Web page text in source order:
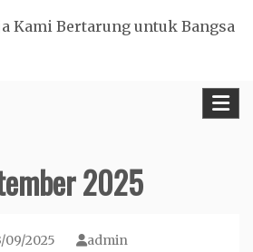
Kami Bertarung untuk Bangsa
2025
09/2025 admin